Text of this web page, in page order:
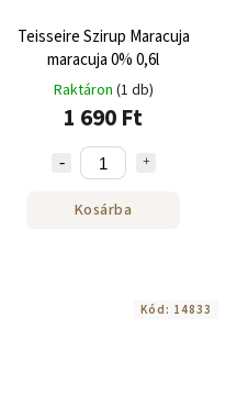
Teisseire Szirup Maracuja
maracuja 0% 0,6l
Raktáron (1 db)
1 690 Ft
Kosárba
Kód: 14833